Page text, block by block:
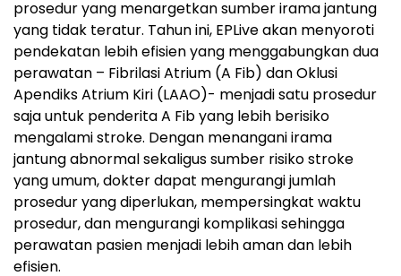
prosedur yang menargetkan sumber irama jantung
yang tidak teratur. Tahun ini, EPLive akan menyoroti
pendekatan lebih efisien yang menggabungkan dua
perawatan – Fibrilasi Atrium (A Fib) dan Oklusi
Apendiks Atrium Kiri (LAAO)- menjadi satu prosedur
saja untuk penderita A Fib yang lebih berisiko
mengalami stroke. Dengan menangani irama
jantung abnormal sekaligus sumber risiko stroke
yang umum, dokter dapat mengurangi jumlah
prosedur yang diperlukan, mempersingkat waktu
prosedur, dan mengurangi komplikasi sehingga
perawatan pasien menjadi lebih aman dan lebih
efisien.